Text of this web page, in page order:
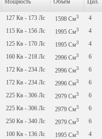
127 Кв - 173 Лс 1598 См3
4
115 Кв - 156 Лс 1995 См3
4
125 Кв - 170 Лс 1995 См3
4
160 Кв - 218 Лс 2996 См3
6
172 Кв - 234 Лс 2996 См3
6
172 Кв - 234 Лс 2996 См3
6
225 Кв - 306 Лс 2979 См3
6
225 Кв - 306 Лс 2979 См3
6
250 Кв - 340 Лс 2979 См3
6
100 Кв - 136 Лс 1995 См3
4